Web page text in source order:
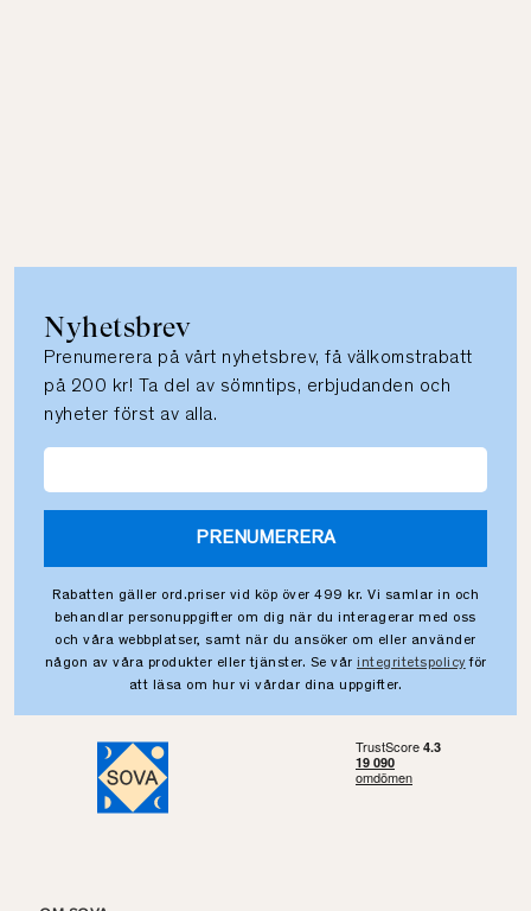
Nyhetsbrev
Prenumerera på vårt nyhetsbrev, få välkomstrabatt
på 200 kr! Ta del av sömntips, erbjudanden och
nyheter först av alla.
PRENUMERERA
Rabatten gäller ord.priser vid köp över 499 kr. Vi samlar in och
behandlar personuppgifter om dig när du interagerar med oss
och våra webbplatser, samt när du ansöker om eller använder
någon av våra produkter eller tjänster. Se vår integritetspolicy för
att läsa om hur vi vårdar dina uppgifter.